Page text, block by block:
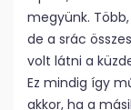
megyünk.
de a srác
volt látni a
Ez mindig így
akkor, ha a